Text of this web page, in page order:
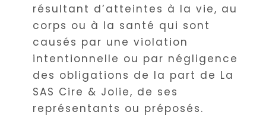
résultant d’atteintes à la vie, au
corps ou à la santé qui sont
causés par une violation
intentionnelle ou par négligence
des obligations de la part de La
SAS Cire & Jolie, de ses
représentants ou préposés.